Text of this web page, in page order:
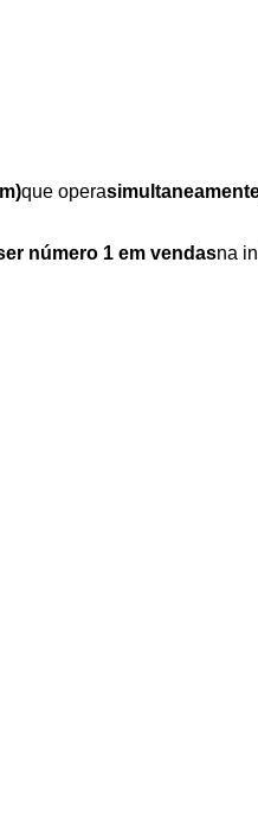
que opera
número 1 em vendasna